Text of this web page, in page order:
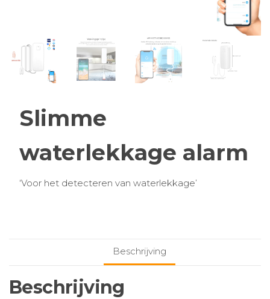
Slimme
waterlekkage alarm
‘Voor het detecteren van waterlekkage’
Beschrijving
Beschrijving